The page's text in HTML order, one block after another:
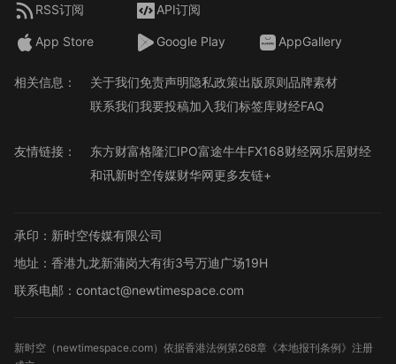
RSS订阅 API订阅
App Store Google Play AppGallery
相关信息： 关于我们免责声明隐私政策出版原则品牌素材
联系我们我要投稿加入我们标签库财经FAQ
友情链接： 东方财富格隆汇IPO富途牛牛FX168财经网乐居财经
和讯新时空传媒财华网更多友链+
承印：新时空传媒有限公司
地址：香港九龙新蒲岗大有街3号万迪广场19H
联系电邮：contact@newtimespace.com
新时空（ newtimespace.com）依据香港法例第268章《本地报刊条例》注册